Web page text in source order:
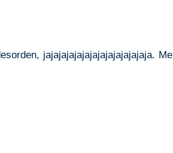
jajajajajajajajajajajajajaja. Me